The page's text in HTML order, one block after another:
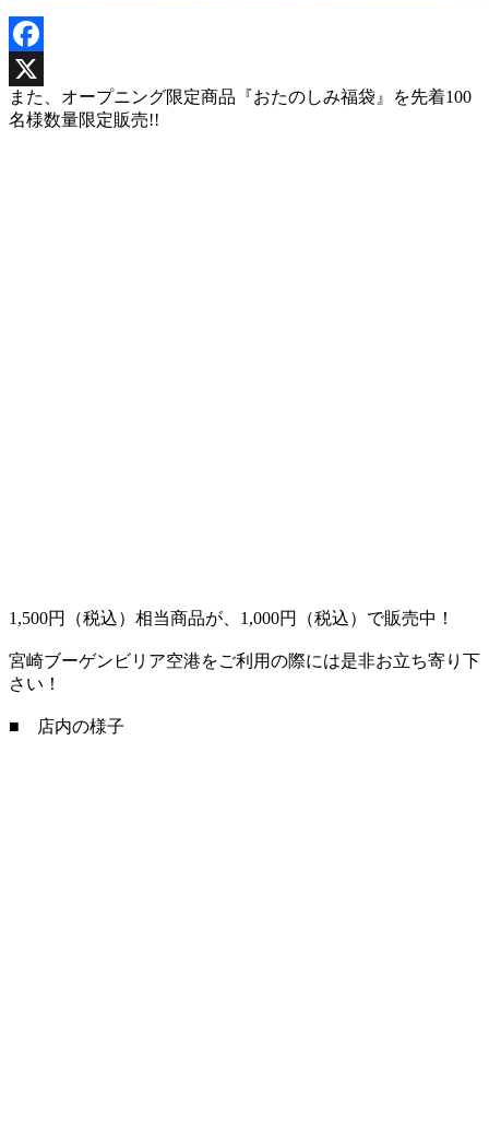
Facebook
X
また、オープニング限定商品『おたのしみ福袋』を先着100
名様数量限定販売!!
1,500円（税込）相当商品が、1,000円（税込）で販売中！
宮崎ブーゲンビリア空港をご利用の際には是非お立ち寄り下
さい！
■ 店内の様子